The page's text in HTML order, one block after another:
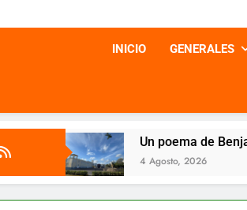
INICIO GENERALES
Un poema de Benjamín Romero Barliza
4 Agosto, 2026